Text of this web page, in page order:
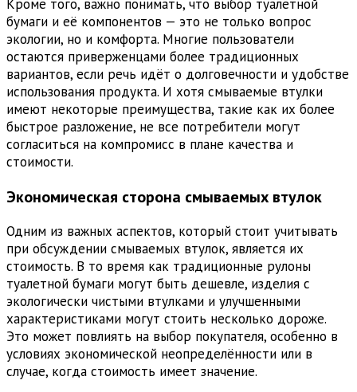
Кроме того, важно понимать, что выбор туалетной
бумаги и её компонентов — это не только вопрос
экологии, но и комфорта. Многие пользователи
остаются приверженцами более традиционных
вариантов, если речь идёт о долговечности и удобстве
использования продукта. И хотя смываемые втулки
имеют некоторые преимущества, такие как их более
быстрое разложение, не все потребители могут
согласиться на компромисс в плане качества и
стоимости.
Экономическая сторона смываемых втулок
Одним из важных аспектов, который стоит учитывать
при обсуждении смываемых втулок, является их
стоимость. В то время как традиционные рулоны
туалетной бумаги могут быть дешевле, изделия с
экологически чистыми втулками и улучшенными
характеристиками могут стоить несколько дороже.
Это может повлиять на выбор покупателя, особенно в
условиях экономической неопределённости или в
случае, когда стоимость имеет значение.